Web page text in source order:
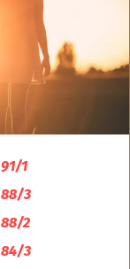
91/1
88/3
88/2
84/3